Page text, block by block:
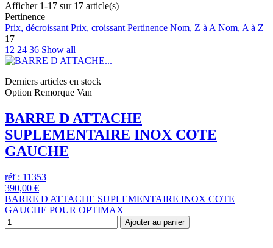
Afficher 1-17 sur 17 article(s)
Pertinence
Prix, décroissantPrix, croissantPertinence Nom, Z à ANom, A à Z
17
12 24 36 Show all
Derniers articles en stock
Option Remorque Van
BARRE D ATTACHE
SUPLEMENTAIRE INOX COTE
GAUCHE
réf : 11353
390,00 €
BARRE D ATTACHE SUPLEMENTAIRE INOX COTE
GAUCHE POUR OPTIMAX
Ajouter au panier